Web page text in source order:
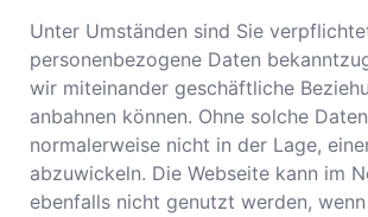
Unter Umständen sind Sie
personenbezogene Daten
wir miteinander geschäftliche
anbahnen können. Ohne solche
normalerweise nicht in der Lage,
abzuwickeln. Die Webseite kann im
ebenfalls nicht genutzt werden,